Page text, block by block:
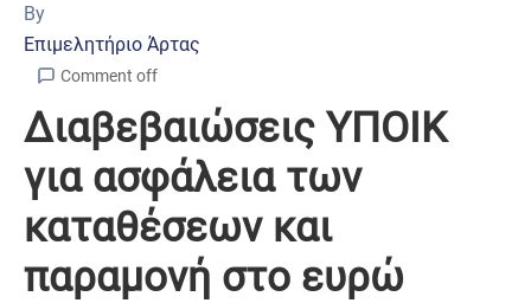
By
Επιμελητήριο Άρτας
Comment off
Διαβεβαιώσεις ΥΠΟΙΚ
για ασφάλεια των
καταθέσεων και
παραμονή στο ευρώ